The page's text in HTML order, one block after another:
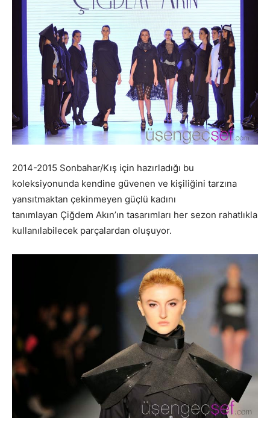
2014-2015 Sonbahar/Kış için hazırladığı bu
koleksiyonunda kendine güvenen ve kişiliğini tarzına
yansıtmaktan çekinmeyen güçlü kadını
tanımlayan Çiğdem Akın’ın tasarımları her sezon rahatlıkla
kullanılabilecek parçalardan oluşuyor.